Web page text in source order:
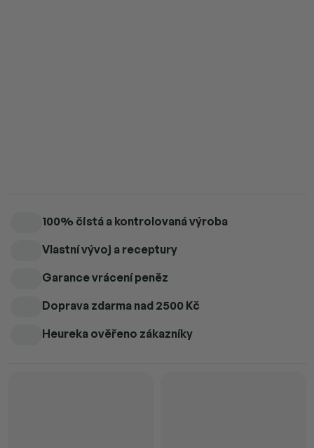
100% čistá a kontrolovaná výroba
Vlastní vývoj a receptury
Garance vrácení peněz
Doprava zdarma nad 2500 Kč
Heureka ověřeno zákazníky